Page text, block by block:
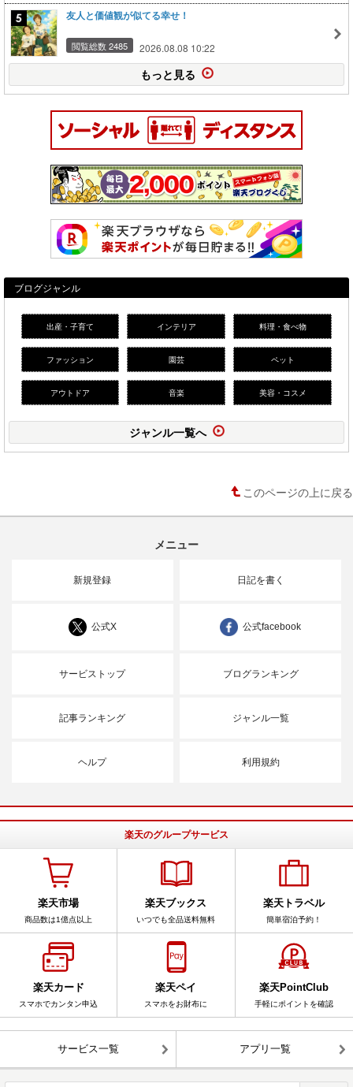
友人と価値観が似てる幸せ！
閲覧総数 2485 2026.08.08 10:22
もっと見る
ブログジャンル
出産・子育て インテリア 料理・食べ物
ファッション 園芸 ペット
アウトドア 音楽 美容・コスメ
ジャンル一覧へ
このページの上に戻る
メニュー
新規登録 日記を書く
公式X 公式facebook
サービストップ ブログランキング
記事ランキング ジャンル一覧
ヘルプ 利用規約
楽天のグループサービス
楽天市場
商品数は1億点以上
楽天ブックス
いつでも全品送料無料
楽天トラベル
簡単宿泊予約！
楽天カード
スマホでカンタン申込
楽天ペイ
スマホをお財布に
楽天PointClub
手軽にポイントを確認
サービス一覧 アプリ一覧